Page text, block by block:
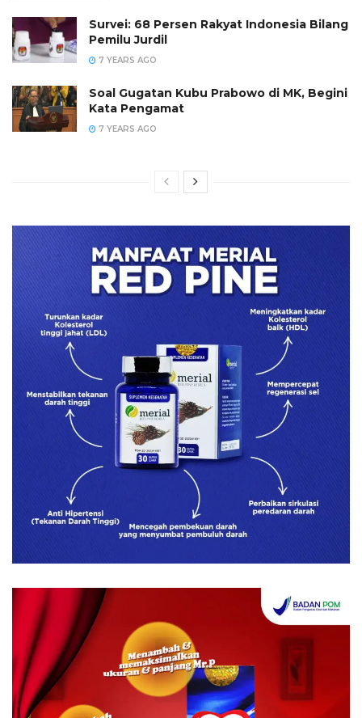
Survei: 68 Persen Rakyat Indonesia Bilang
Pemilu Jurdil
7 YEARS AGO
Soal Gugatan Kubu Prabowo di MK, Begini
Kata Pengamat
7 YEARS AGO